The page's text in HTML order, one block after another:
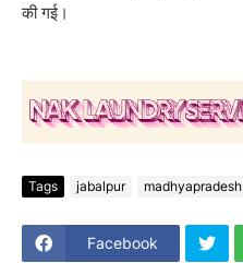
की गई।
Tags jabalpur madhyapradesh
Facebook